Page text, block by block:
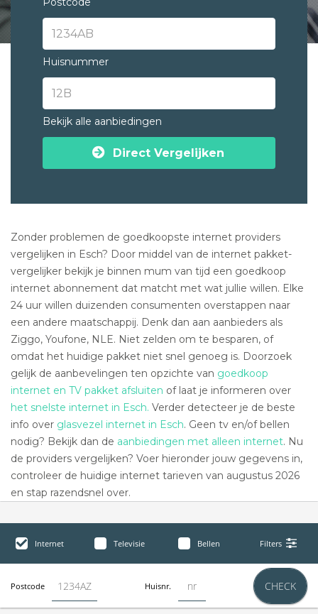
Huisnummer
Bekijk alle aanbiedingen
Direct Vergelijken
Zonder problemen de goedkoopste internet providers
vergelijken in Esch? Door middel van de internet pakket-
vergelijker bekijk je binnen mum van tijd een goedkoop
internet abonnement dat matcht met wat jullie willen. Elke
24 uur willen duizenden consumenten overstappen naar
een andere maatschappij. Denk dan aan aanbieders als
Ziggo, Youfone, NLE. Niet zelden om te besparen, of
omdat het huidige pakket niet snel genoeg is. Doorzoek
gelijk de aanbevelingen ten opzichte van goedkoop
internet en TV pakket afsluiten of laat je informeren over
het snelste internet in Esch. Verder detecteer je de beste
info over glasvezel internet in Esch. Geen tv en/of bellen
nodig? Bekijk dan de aanbiedingen met alleen internet. Nu
de providers vergelijken? Voer hieronder jouw gegevens in,
controleer de huidige internet tarieven van augustus 2026
en stap razendsnel over.
Internet Televisie Bellen Filters
Postcode Huisnr. CHECK